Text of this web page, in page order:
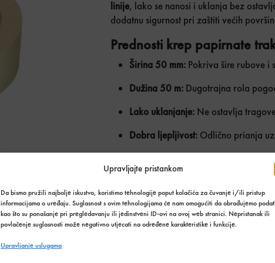
Upravljajte pristankom
Da bismo pružili najbolje iskustvo, koristimo tehnologije poput kolačića za čuvanje i/ili pristup
informacijama o uređaju. Suglasnost s ovim tehnologijama će nam omogućiti da obrađujemo
kao što su ponašanje pri pregledavanju ili jedinstveni ID-ovi na ovoj web stranici. Nepristanak ili
povlačenje suglasnosti može negativno utjecati na određene karakteristike i funkcije.
Upravljanje uslugama
linije, lako se nanosi i uklanja bez
dodatnu sigurnost pri zaštiti većih
Prednosti krep papirnate
Širina 50 mm: Pokriva šire rubove i
Dužina 50 m: Dugotrajna rola
Lako uklanjanje: Ne ostavlja
Dobra ljepljivost: Odlično prianja
Za
projekte.
Za uredne linije i profesionalnu
Naručite već danas i olakšajte si svaki
Traka krep